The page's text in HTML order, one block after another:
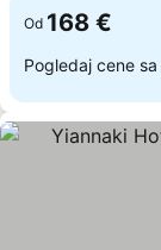
Od 168 €
Pogledaj cene sa